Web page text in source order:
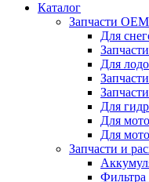
Каталог
Запчасти OEM
Для
Для
Для
Для
Для
Запчасти и